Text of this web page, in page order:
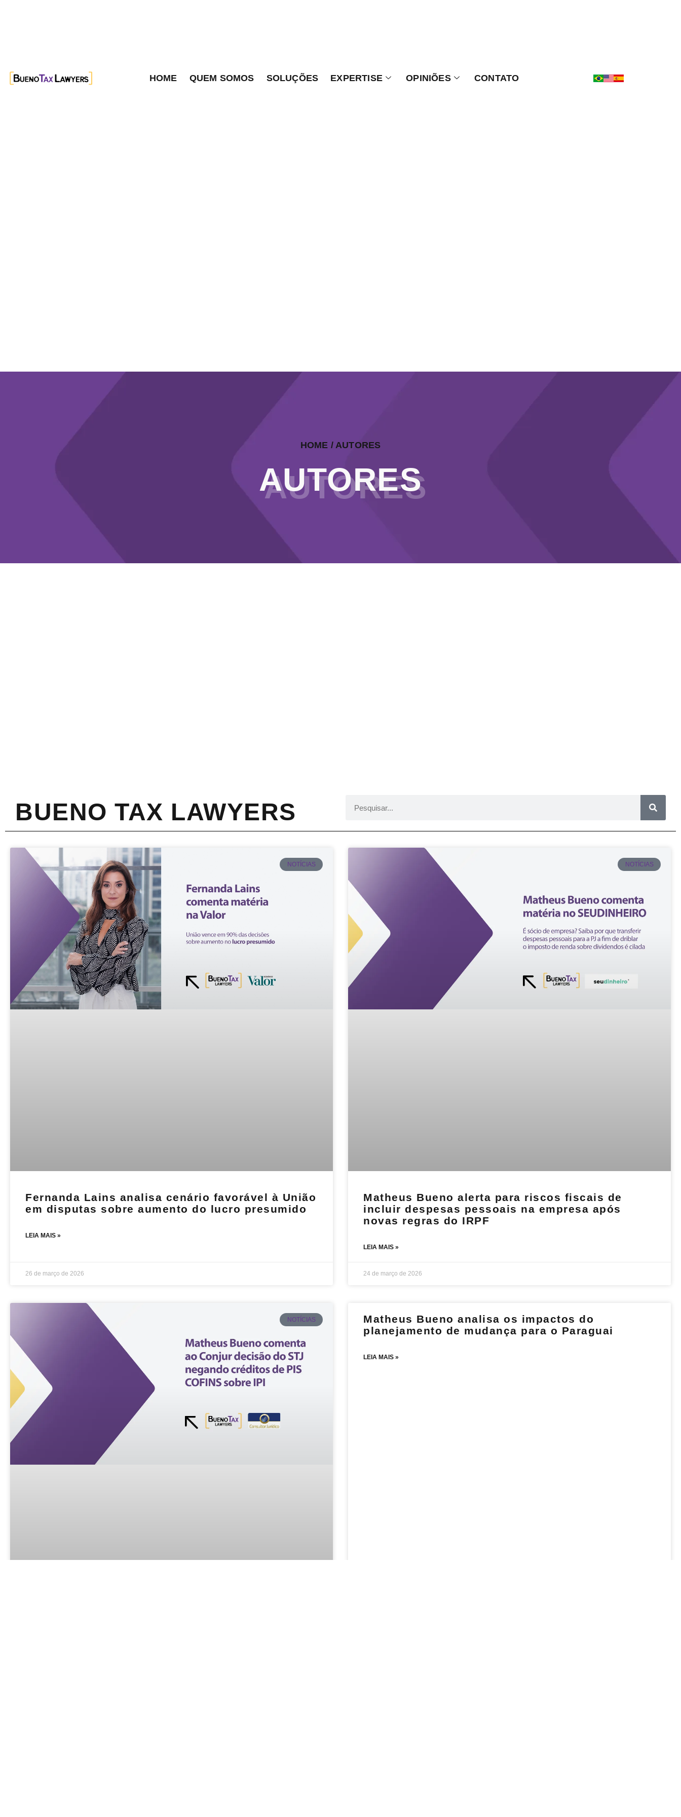
HOME QUEM SOMOS SOLUÇÕES EXPERTISE OPINIÕES CONTATO
HOME / AUTORES
AUTORES
BUENO TAX LAWYERS
NOTÍCIAS
Fernanda Lains analisa cenário favorável à União
em disputas sobre aumento do lucro presumido
LEIA MAIS »
26 de março de 2026
NOTÍCIAS
Matheus Bueno alerta para riscos fiscais de
incluir despesas pessoais na empresa após
novas regras do IRPF
LEIA MAIS »
24 de março de 2026
NOTÍCIAS
Matheus Bueno analisa os impactos do
planejamento de mudança para o Paraguai
LEIA MAIS »